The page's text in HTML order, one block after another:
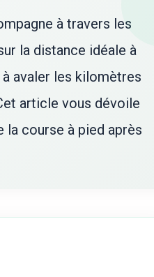
à travers les
la distance idéale à
avaler les kilomètres
article vous dévoile
course à pied après